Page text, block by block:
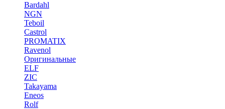
Bardahl
NGN
Teboil
Castrol
PROMATIX
Ravenol
Оригинальные
ELF
ZIC
Takayama
Eneos
Rolf